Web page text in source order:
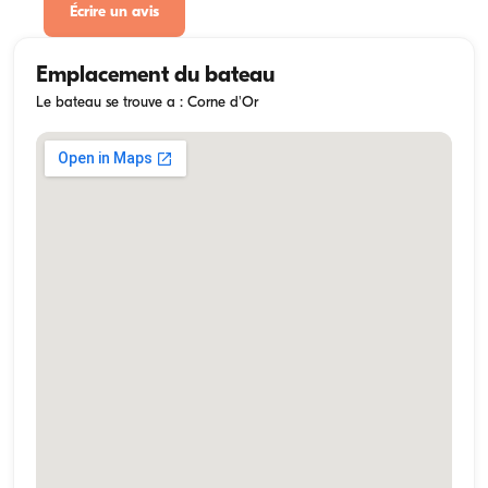
Écrire un avis
Emplacement du bateau
Le bateau se trouve a : Corne d'Or